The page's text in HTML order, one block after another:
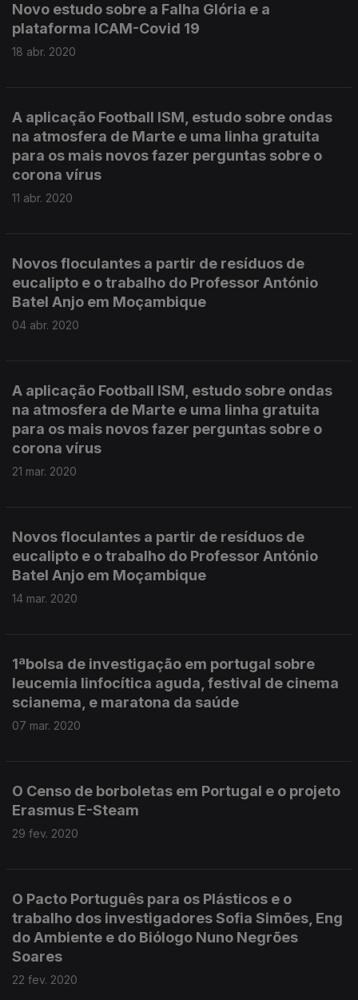
Novo estudo sobre a Falha Glória e a
plataforma ICAM-Covid 19
18 abr. 2020
A aplicação Football ISM, estudo sobre ondas
na atmosfera de Marte e uma linha gratuita
para os mais novos fazer perguntas sobre o
corona vírus
11 abr. 2020
Novos floculantes a partir de resíduos de
eucalipto e o trabalho do Professor António
Batel Anjo em Moçambique
04 abr. 2020
A aplicação Football ISM, estudo sobre ondas
na atmosfera de Marte e uma linha gratuita
para os mais novos fazer perguntas sobre o
corona vírus
21 mar. 2020
Novos floculantes a partir de resíduos de
eucalipto e o trabalho do Professor António
Batel Anjo em Moçambique
14 mar. 2020
1ªbolsa de investigação em portugal sobre
leucemia linfocítica aguda, festival de cinema
scianema, e maratona da saúde
07 mar. 2020
O Censo de borboletas em Portugal e o projeto
Erasmus E-Steam
29 fev. 2020
O Pacto Português para os Plásticos e o
trabalho dos investigadores Sofia Simões, Eng
do Ambiente e do Biólogo Nuno Negrões
Soares
22 fev. 2020